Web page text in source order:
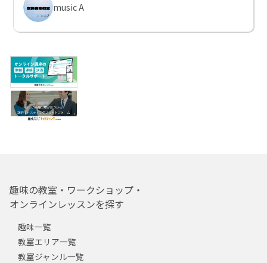
music A
趣味の教室・ワークショップ・
オンラインレッスンを探す
趣味一覧
教室エリア一覧
教室ジャンル一覧